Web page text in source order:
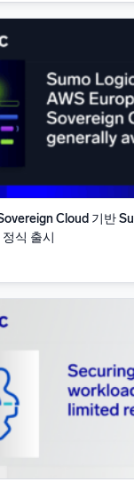
Cloud 기반
식 출시